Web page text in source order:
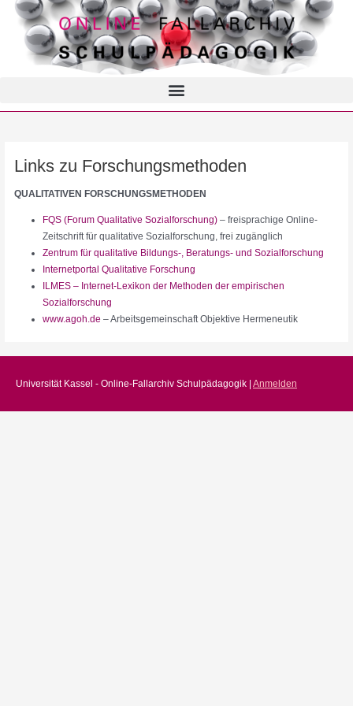
Links zu Forschungsmethoden
QUALITATIVEN FORSCHUNGSMETHODEN
FQS (Forum Qualitative Sozialforschung) – freisprachige Online-
Zeitschrift für qualitative Sozialforschung, frei zugänglich
Zentrum für qualitative Bildungs-, Beratungs- und Sozialforschung
Internetportal Qualitative Forschung
ILMES – Internet-Lexikon der Methoden der empirischen
Sozialforschung
www.agoh.de – Arbeitsgemeinschaft Objektive Hermeneutik
Universität Kassel - Online-Fallarchiv Schulpädagogik | Anmelden